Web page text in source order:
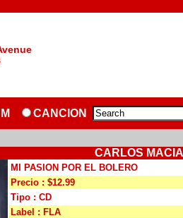
CANCION
CARLOS
MI PASION POR EL BOLERO
Precio : $12.99
Tipo : CD
Label : FLA